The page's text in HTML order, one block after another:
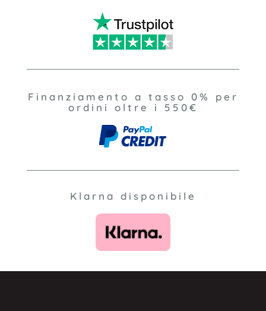
Finanziamento a tasso 0% per
ordini oltre i 550€
Klarna disponibile